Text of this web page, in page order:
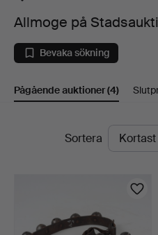
på
Stadsauktion
Sundsvall
Allmoge på
Bevaka sökning
Pågående auktioner(4)
PågåendeSortera